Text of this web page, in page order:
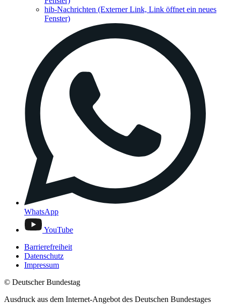
hib-Nachrichten (Externer Link, Link öffnet ein neues
Fenster)
WhatsApp
YouTube
Barrierefreiheit
Datenschutz
Impressum
© Deutscher Bundestag
Ausdruck aus dem Internet-Angebot des Deutschen Bundestages